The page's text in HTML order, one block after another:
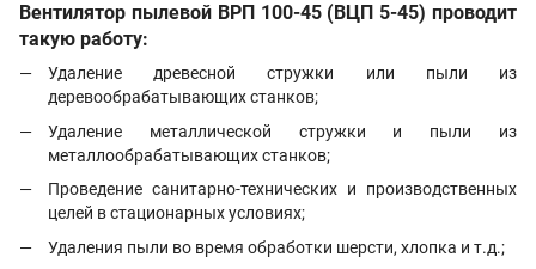
Вентилятор пылевой ВРП 100-45 (ВЦП 5-45) проводит
такую работу:
Удаление древесной стружки или пыли из
деревообрабатывающих станков;
Удаление металлической стружки и пыли из
металлообрабатывающих станков;
Проведение санитарно-технических и производственных
целей в стационарных условиях;
Удаления пыли во время обработки шерсти, хлопка и т.д.;